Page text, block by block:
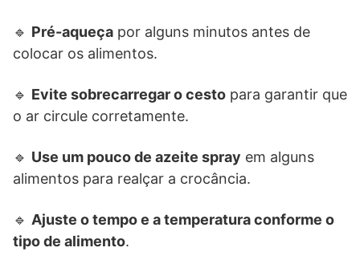
🔹 Pré-aqueça por alguns minutos antes de
colocar os alimentos.
🔹 Evite sobrecarregar o cesto para garantir que
o ar circule corretamente.
🔹 Use um pouco de azeite spray em alguns
alimentos para realçar a crocância.
🔹 Ajuste o tempo e a temperatura conforme o
tipo de alimento.